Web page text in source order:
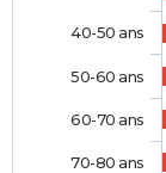
40-50 ans
50-60 ans
60-70 ans
70-80 ans